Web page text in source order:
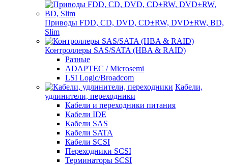
Приводы FDD, CD, DVD, CD±RW, DVD±RW, BD,
Slim
Контроллеры SAS/SATA (HBA & RAID)
Разные
ADAPTEC / Microsemi
LSI Logic/Broadcom
Кабели,
удлинители, переходники
Кабели и переходники питания
Кабели IDE
Кабели SAS
Кабели SATA
Кабели SCSI
Переходники SCSI
Терминаторы SCSI